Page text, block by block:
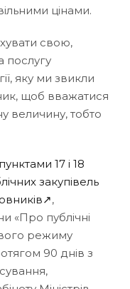
цінами.
свою,
послугу
яку ми звикли
щоб вважатися
величину, тобто
пунктами 17 і 18
закупівель
,
«Про публічні
режиму
90 днів з